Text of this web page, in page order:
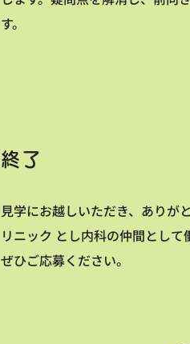
す。
終了
見学にお越しいただき、ありが
リニック とし内科の仲間として
ぜひご応募ください。